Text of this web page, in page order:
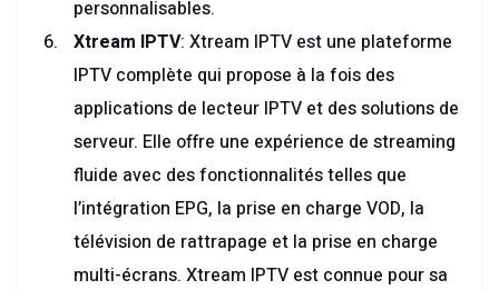
personnalisables.
Xtream IPTV: Xtream IPTV est une plateforme
IPTV complète qui propose à la fois des
applications de lecteur IPTV et des solutions de
serveur. Elle offre une expérience de streaming
fluide avec des fonctionnalités telles que
l’intégration EPG, la prise en charge VOD, la
télévision de rattrapage et la prise en charge
multi-écrans. Xtream IPTV est connue pour sa